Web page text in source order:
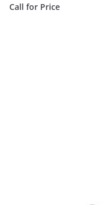
Call for Price